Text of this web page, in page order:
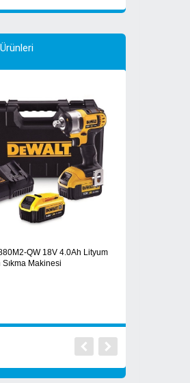
QW 18V 4.0Ah Lityum
Sıkma Makinesi